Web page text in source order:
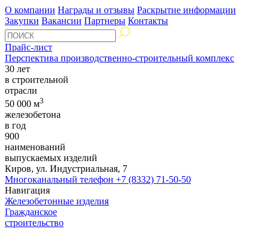
О компании Награды и отзывы Раскрытие информации
Закупки Вакансии Партнеры Контакты
Прайс-лист
Перспектива производственно-строительный комплекс
30 лет
в строительной
отрасли
50 000 м3
железобетона
в год
900
наименований
выпускаемых изделий
Киров, ул. Индустриальная, 7
Многоканальный телефон +7 (8332) 71-50-50
Навигация
Железобетонные изделия
Гражданское
строительство